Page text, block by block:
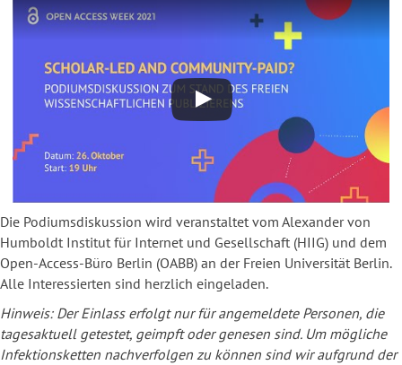
Die Podiumsdiskussion wird veranstaltet vom Alexander von
Humboldt Institut für Internet und Gesellschaft (HIIG) und dem
Open-Access-Büro Berlin (OABB) an der Freien Universität Berlin.
Alle Interessierten sind herzlich eingeladen.
Hinweis: Der Einlass erfolgt nur für angemeldete Personen, die
tagesaktuell getestet, geimpft oder genesen sind. Um mögliche
Infektionsketten nachverfolgen zu können sind wir aufgrund der